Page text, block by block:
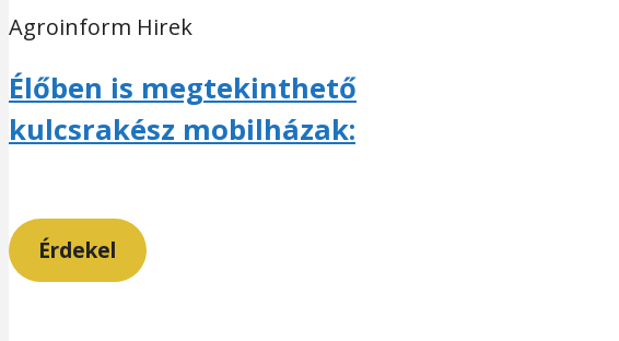
Agroinform Hirek
Élőben is megtekinthető
kulcsrakész mobilházak:
Érdekel